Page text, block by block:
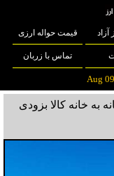
قیمت حواله ارزی
تماس با زربان
به خانه کالا بزودی